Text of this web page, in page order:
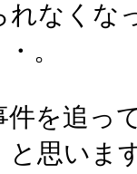
れなくな
。
件を追っ
と思いま